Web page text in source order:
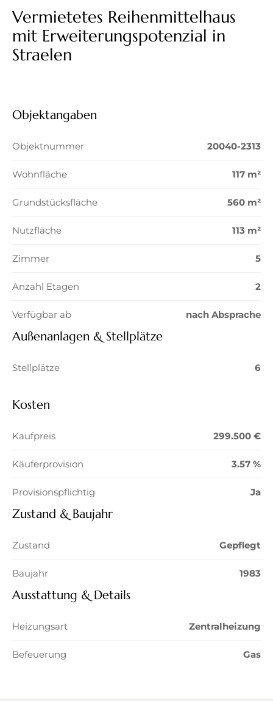
Vermietetes Reihenmittelhaus
mit Erweiterungspotenzial in
Straelen
Objektangaben
Objektnummer 20040-2313
Wohnfläche 117 m²
Grundstücksfläche 560 m²
Nutzfläche 113 m²
Zimmer 5
Anzahl Etagen 2
Verfügbar ab nach Absprache
Außenanlagen & Stellplätze
Stellplätze 6
Kosten
Kaufpreis 299.500 €
Käuferprovision 3.57 %
Provisionspflichtig Ja
Zustand & Baujahr
Zustand Gepflegt
Baujahr 1983
Ausstattung & Details
Heizungsart Zentralheizung
Befeuerung Gas